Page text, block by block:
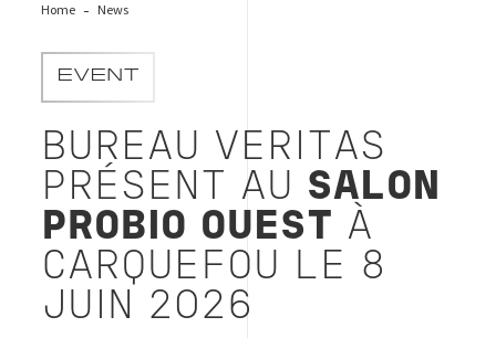
Home News
EVENT
BUREAU VERITAS
PRÉSENT AU SALON
PROBIO OUEST À
CARQUEFOU LE 8
JUIN 2026